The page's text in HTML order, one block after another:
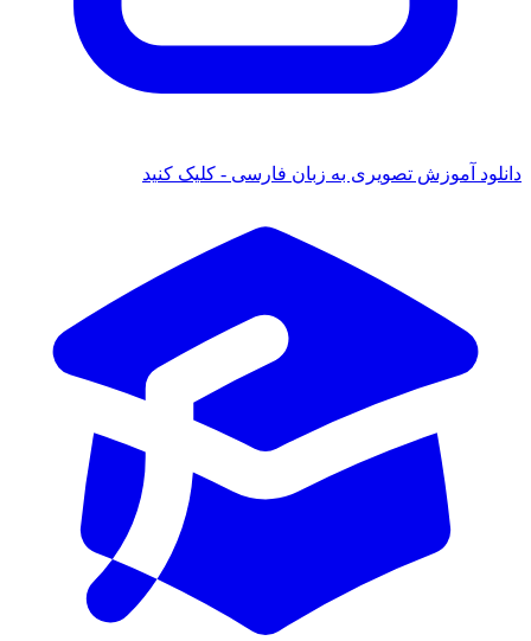
آموزش تصویری به زبان فارسی - کلیک کنید